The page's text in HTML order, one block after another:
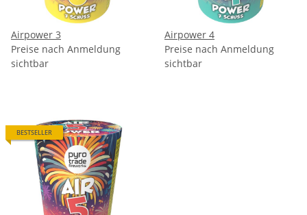
Airpower 3
Preise nach Anmeldung
sichtbar
Airpower 4
Preise nach Anmeldung
sichtbar
BESTSELLER